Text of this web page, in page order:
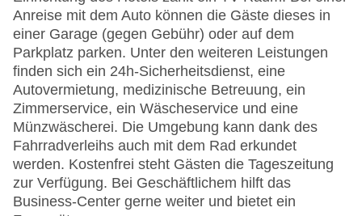
Anreise mit dem Auto können die Gäste dieses in
einer Garage (gegen Gebühr) oder auf dem
Parkplatz parken. Unter den weiteren Leistungen
finden sich ein 24h-Sicherheitsdienst, eine
Autovermietung, medizinische Betreuung, ein
Zimmerservice, ein Wäscheservice und eine
Münzwäscherei. Die Umgebung kann dank des
Fahrradverleihs auch mit dem Rad erkundet
werden. Kostenfrei steht Gästen die Tageszeitung
zur Verfügung. Bei Geschäftlichem hilft das
Business-Center gerne weiter und bietet ein